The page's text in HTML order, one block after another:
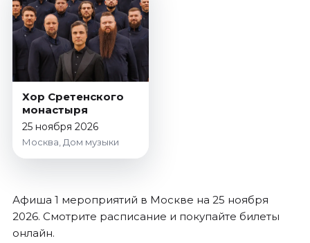
Январь 2027
Стендап
Август 2026
Сентябрь 2026
Ноябрь 2026
Декабрь 2026
Сентябрь 2026
Октябрь 2026
Декабрь 2026
Хор Сретенского
монастыря
25 ноября 2026
Москва, Дом музыки
Афиша 1 мероприятий в Москве на 25 ноября
2026. Смотрите расписание и покупайте билеты
онлайн.